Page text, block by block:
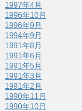
1997年4月
1996年10月
1996年9月
1994年9月
1991年8月
1991年6月
1991年5月
1991年3月
1991年2月
1990年11月
1990年10月